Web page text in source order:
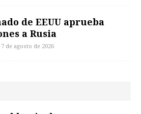
de EEUU aprueba
a Rusia
de agosto de 2026